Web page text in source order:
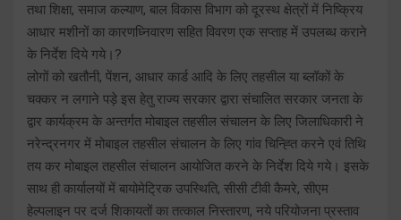
तथा शिक्षा, समाज कल्याण, बाल विकास विभाग को दूरस्थ क्षेत्रों में निष्क्रिय
आधार मशीनों का कारणध्निवारण सहित विवरण एक सप्ताह में उपलब्ध कराने
के निर्देश दिये गये।?
लोगों को खतौनी, पेंशन, आधार कार्ड आदि के लिए तहसील या ब्लॉकों के
चक्कर न लगाने पड़े इस हेतु राज्य सरकार द्वारा संचालित सरकार जनता के
द्वार कार्यक्रम के अन्तर्गत मोबाइल तहसील संचालन के लिए जिलाधिकारी ने
नरेन्द्रनगर में मोबाइल तहसील संचालन के लिए गांव चिन्ह्ति करने एवं तिथि
तय कर मोबाइल तहसील संचालन आयोजित करने के निर्देश दिये गये। इसके
साथ ही कार्यालयों में बायोमेट्रिक उपस्थिति, सीसी टीवी कैमरे, सीएम
हेल्पलाइन पर दर्ज शिकायतों का तत्काल निस्तारण, नये परियोजना प्रस्ताव